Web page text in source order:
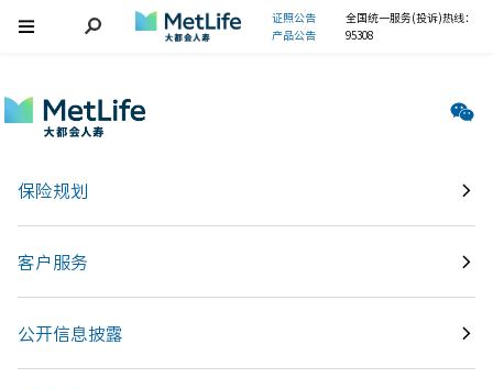
证照公告
产品公告
全国统一服务(投诉)热线：
95308
保险规划
客户服务
公开信息披露